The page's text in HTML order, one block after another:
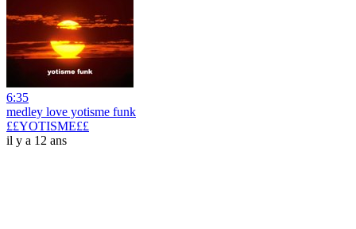
6:35
medley love yotisme funk
££YOTISME££
il y a 12 ans